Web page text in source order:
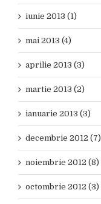
iunie 2013 (1)
mai 2013 (4)
aprilie 2013 (3)
martie 2013 (2)
ianuarie 2013 (3)
decembrie 2012 (7)
noiembrie 2012 (8)
octombrie 2012 (3)